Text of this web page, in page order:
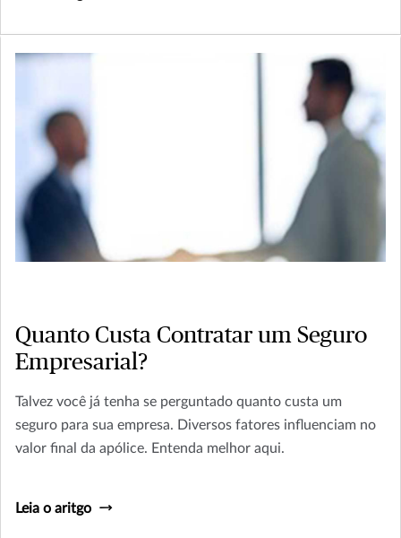
Quanto Custa Contratar um Seguro
Empresarial?
Talvez você já tenha se perguntado quanto custa um
seguro para sua empresa. Diversos fatores influenciam no
valor final da apólice. Entenda melhor aqui.
Leia o aritgo